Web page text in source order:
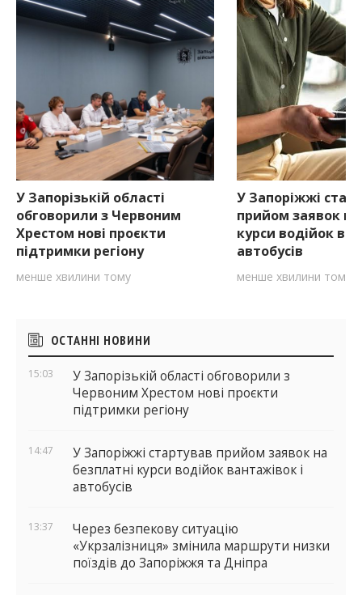
У Запорізькій області
обговорили з Червоним
Хрестом нові проєкти
підтримки регіону
менше хвилини тому
У Запоріжжі
прийом заявок на
курси водійок
автобусів
менше хвилини тому
Бічні
віджети
ОСТАННІ НОВИНИ
15:03
У Запорізькій області обговорили з
Червоним Хрестом нові проєкти
підтримки регіону
14:47
У Запоріжжі стартував прийом заявок на
безплатні курси водійок вантажівок і
автобусів
13:37
Через безпекову ситуацію
«Укрзалізниця» змінила маршрути низки
поїздів до Запоріжжя та Дніпра